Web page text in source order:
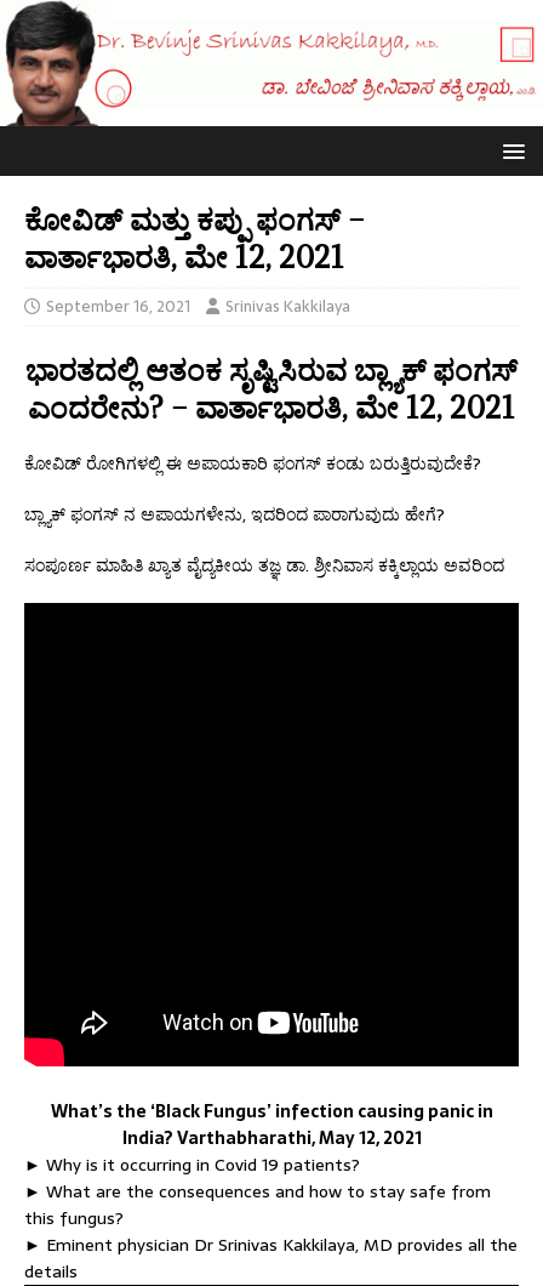
ಕೋವಿಡ್ ಮತ್ತು ಕಪ್ಪು ಫಂಗಸ್ –
ವಾರ್ತಾಭಾರತಿ, ಮೇ 12, 2021
September 16, 2021 Srinivas Kakkilaya
ಭಾರತದಲ್ಲಿ ಆತಂಕ ಸೃಷ್ಟಿಸಿರುವ ಬ್ಲ್ಯಾಕ್ ಫಂಗಸ್
ಎಂದರೇನು? – ವಾರ್ತಾಭಾರತಿ, ಮೇ 12, 2021
ಕೋವಿಡ್ ರೋಗಿಗಳಲ್ಲಿ ಈ ಅಪಾಯಕಾರಿ ಫಂಗಸ್ ಕಂಡು ಬರುತ್ತಿರುವುದೇಕೆ?
ಬ್ಲ್ಯಾಕ್ ಫಂಗಸ್ ನ ಅಪಾಯಗಳೇನು, ಇದರಿಂದ ಪಾರಾಗುವುದು ಹೇಗೆ?
ಸಂಪೂರ್ಣ ಮಾಹಿತಿ ಖ್ಯಾತ ವೈದ್ಯಕೀಯ ತಜ್ಞ ಡಾ. ಶ್ರೀನಿವಾಸ ಕಕ್ಕಿಲ್ಲಾಯ ಅವರಿಂದ
What’s the ‘Black Fungus’ infection causing panic in
India? Varthabharathi, May 12, 2021
► Why is it occurring in Covid 19 patients?
► What are the consequences and how to stay safe from
this fungus?
► Eminent physician Dr Srinivas Kakkilaya, MD provides all the
details